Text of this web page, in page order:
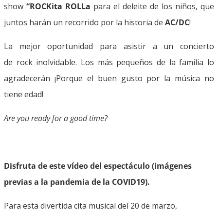
show “ROCKita ROLLa para el deleite de los niños, que
juntos harán un recorrido por la historia de AC/DC!
La mejor oportunidad para asistir a un concierto
de rock inolvidable. Los más pequeños de la familia lo
agradecerán ¡Porque el buen gusto por la música no
tiene edad!
Are you ready for a good time?
Disfruta de este vídeo del espectáculo (imágenes
previas a la pandemia de la COVID19).
Para esta divertida cita musical del 20 de marzo,